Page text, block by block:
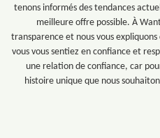
tenons informés des tendances
meilleure offre possible. À
transparence et nous vous
vous vous sentiez en confiance et
une relation de confiance, car
histoire unique que nous